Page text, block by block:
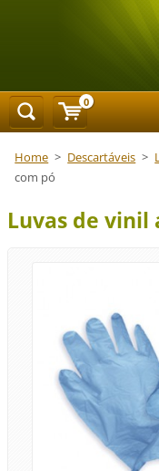
Home > Descartáveis >
com pó
Luvas de vinil
0